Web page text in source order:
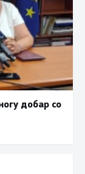
добар со